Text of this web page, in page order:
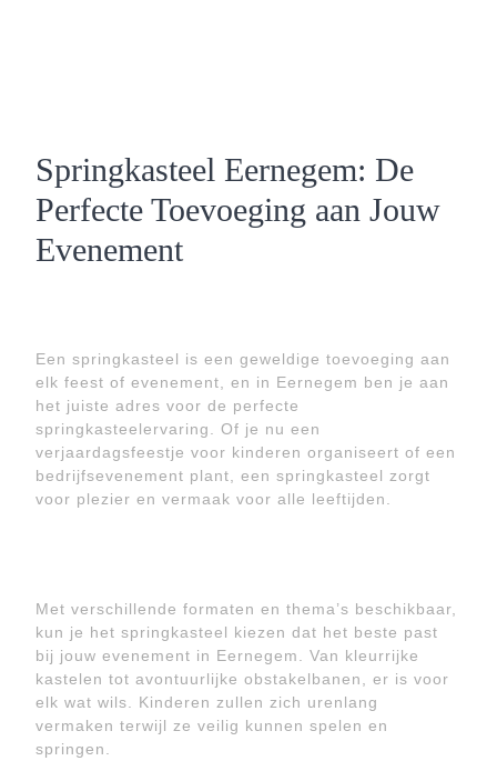
Springkasteel Eernegem: De
Perfecte Toevoeging aan Jouw
Evenement
Een springkasteel is een geweldige toevoeging aan
elk feest of evenement, en in Eernegem ben je aan
het juiste adres voor de perfecte
springkasteelervaring. Of je nu een
verjaardagsfeestje voor kinderen organiseert of een
bedrijfsevenement plant, een springkasteel zorgt
voor plezier en vermaak voor alle leeftijden.
Met verschillende formaten en thema’s beschikbaar,
kun je het springkasteel kiezen dat het beste past
bij jouw evenement in Eernegem. Van kleurrijke
kastelen tot avontuurlijke obstakelbanen, er is voor
elk wat wils. Kinderen zullen zich urenlang
vermaken terwijl ze veilig kunnen spelen en
springen.